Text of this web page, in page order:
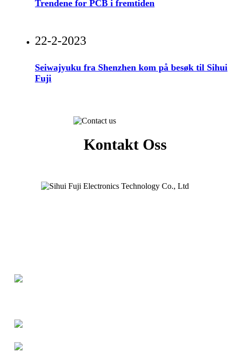
Trendene for PCB i fremtiden
22-2-2023
Seiwajyuku fra Shenzhen kom på besøk til Sihui
Fuji
Kontakt Oss